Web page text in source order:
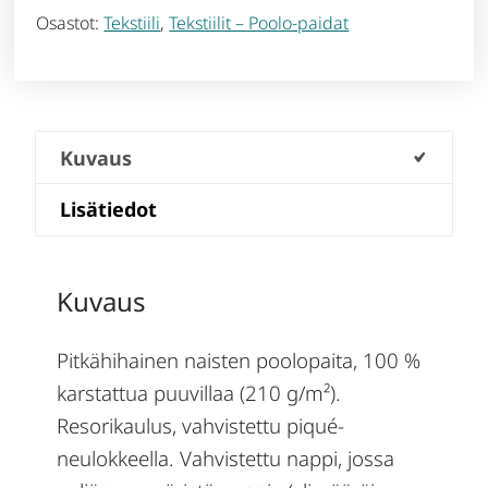
Osastot:Tekstiili,Tekstiilit – Poolo-paidat
Kuvaus
Lisätiedot
Kuvaus
Pitkähihainen naisten poolopaita, 100 %
karstattua puuvillaa (210 g/m²).
Resorikaulus, vahvistettu piqué-
neulokkeella. Vahvistettu nappi, jossa